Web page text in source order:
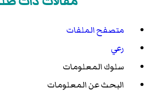
متصفح الملفات
رعي
سلوك المعلومات
البحث عن المعلومات